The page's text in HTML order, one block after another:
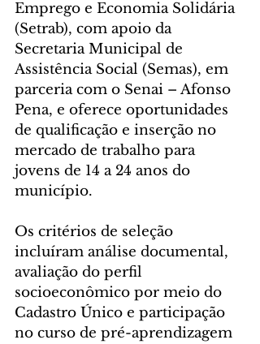
Emprego e Economia Solidária
(Setrab), com apoio da
Secretaria Municipal de
Assistência Social (Semas), em
parceria com o Senai – Afonso
Pena, e oferece oportunidades
de qualificação e inserção no
mercado de trabalho para
jovens de 14 a 24 anos do
município.
Os critérios de seleção
incluíram análise documental,
avaliação do perfil
socioeconômico por meio do
Cadastro Único e participação
no curso de pré-aprendizagem